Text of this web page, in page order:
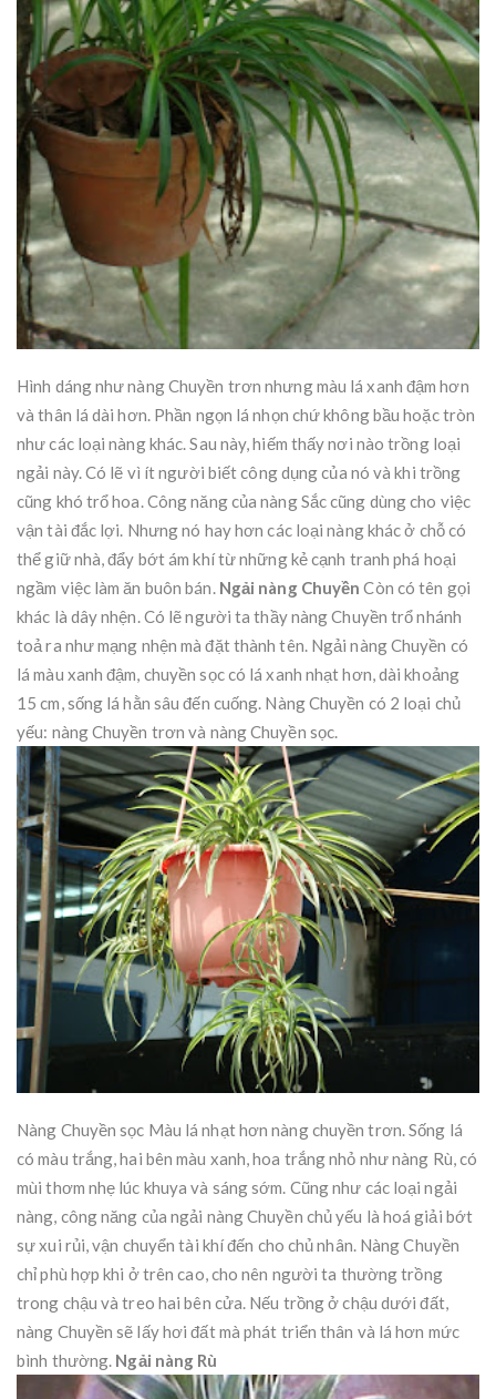
Hình dáng như nàng Chuyền trơn nhưng màu lá xanh đậm hơn
và thân lá dài hơn. Phần ngọn lá nhọn chứ không bầu hoặc tròn
như các loại nàng khác. Sau này, hiếm thấy nơi nào trồng loại
ngải này. Có lẽ vì ít người biết công dụng của nó và khi trồng
cũng khó trổ hoa. Công năng của nàng Sắc cũng dùng cho việc
vận tài đắc lợi. Nhưng nó hay hơn các loại nàng khác ở chỗ có
thể giữ nhà, đẩy bớt ám khí từ những kẻ cạnh tranh phá hoại
ngầm việc làm ăn buôn bán. Ngải nàng Chuyền Còn có tên gọi
khác là dây nhện. Có lẽ người ta thầy nàng Chuyền trổ nhánh
toả ra như mạng nhện mà đặt thành tên. Ngải nàng Chuyền có
lá màu xanh đậm, chuyền sọc có lá xanh nhạt hơn, dài khoảng
15 cm, sống lá hằn sâu đến cuống. Nàng Chuyền có 2 loại chủ
yếu: nàng Chuyền trơn và nàng Chuyền sọc.
Nàng Chuyền sọc Màu lá nhạt hơn nàng chuyền trơn. Sống lá
có màu trắng, hai bên màu xanh, hoa trắng nhỏ như nàng Rù, có
mùi thơm nhẹ lúc khuya và sáng sớm. Cũng như các loại ngải
nàng, công năng của ngải nàng Chuyền chủ yếu là hoá giải bớt
sự xui rủi, vận chuyển tài khí đến cho chủ nhân. Nàng Chuyền
chỉ phù hợp khi ở trên cao, cho nên người ta thường trồng
trong chậu và treo hai bên cửa. Nếu trồng ở chậu dưới đất,
nàng Chuyền sẽ lấy hơi đất mà phát triển thân và lá hơn mức
bình thường. Ngải nàng Rù